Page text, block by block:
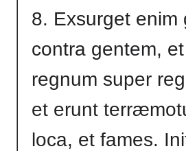
8. Exsurget enim
contra gentem, et
regnum super
et erunt
loca, et fames.